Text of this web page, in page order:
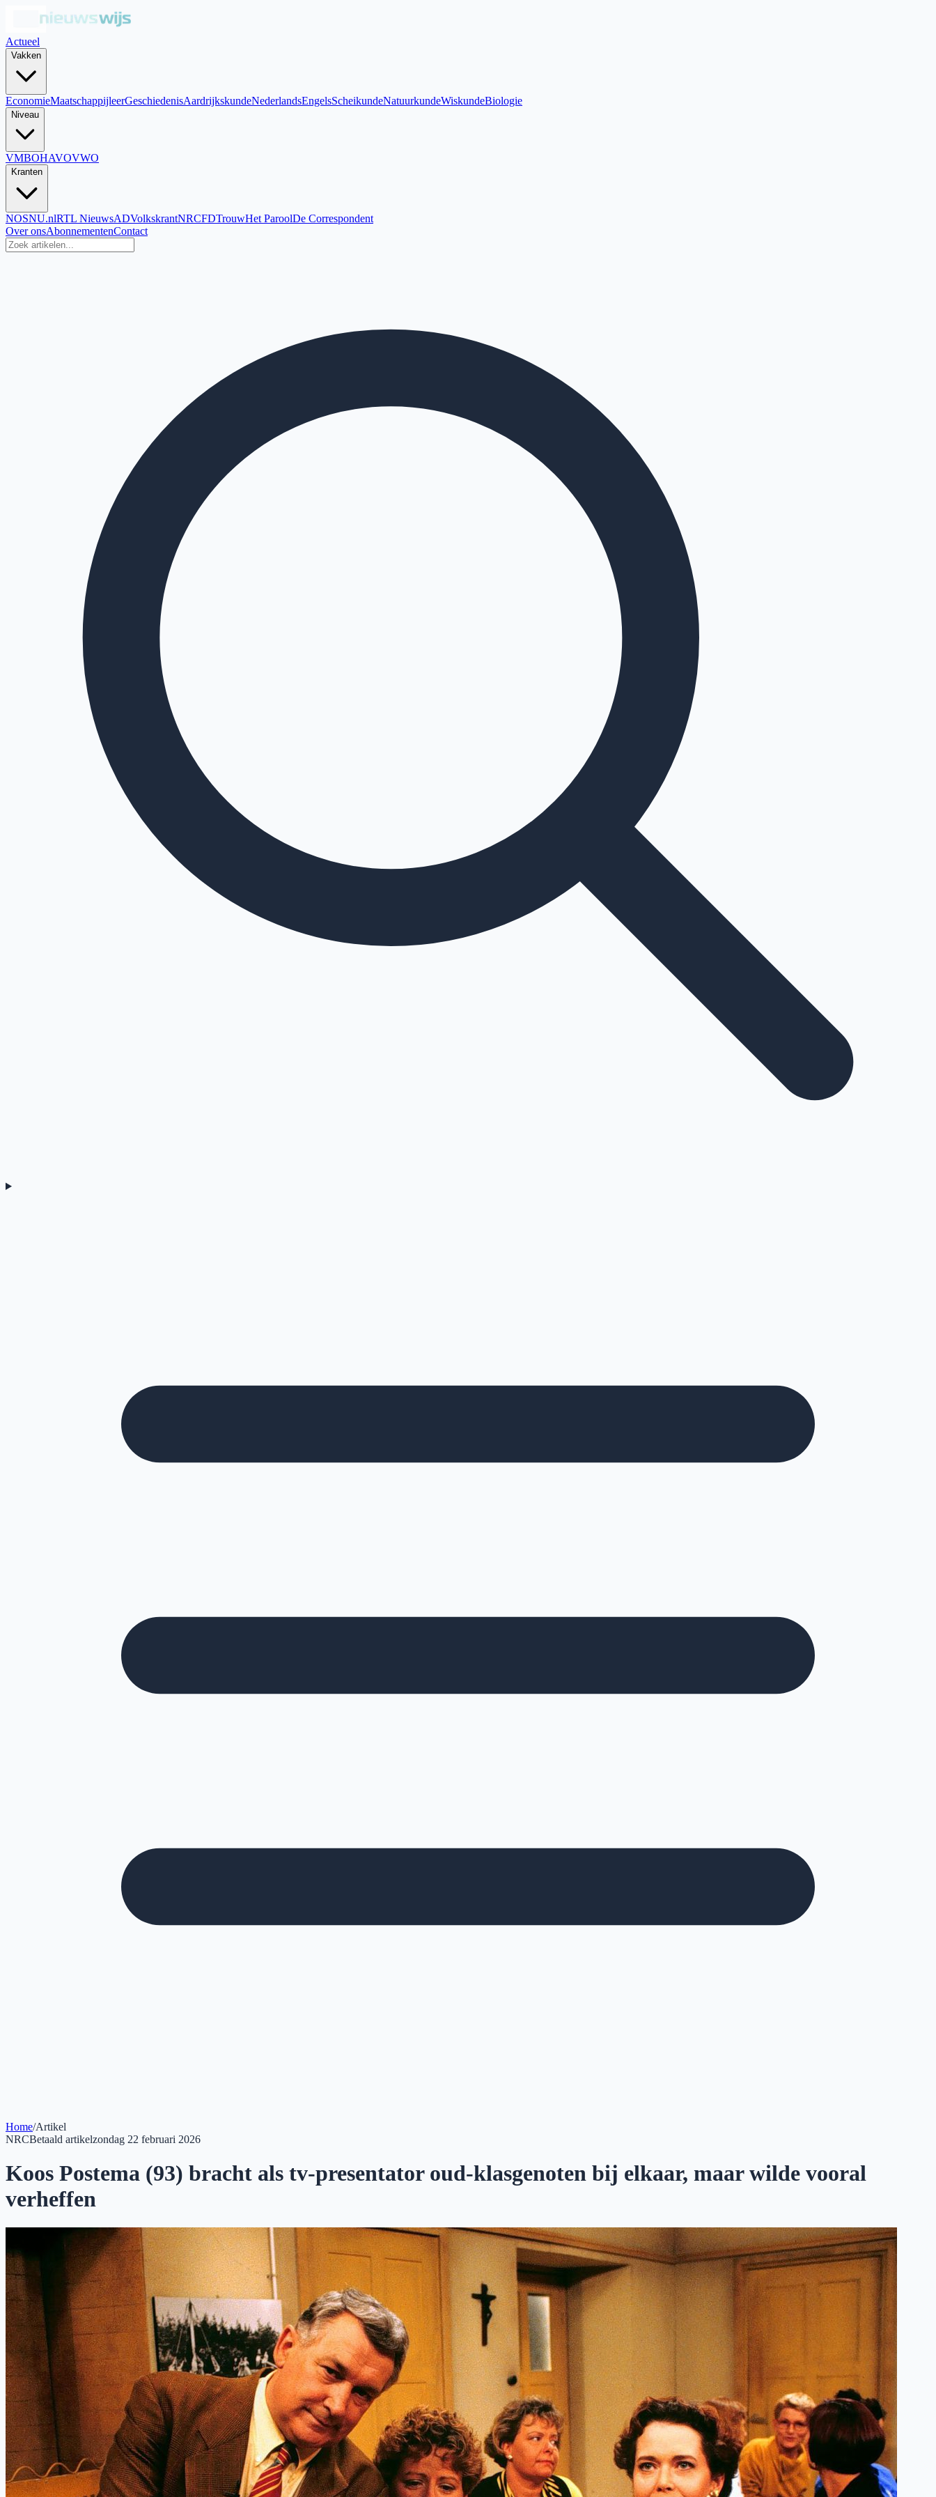
Actueel
Vakken
EconomieMaatschappijleerGeschiedenisAardrijkskundeNederlandsEngelsScheikundeNatuurkundeWiskundeBiologie
Niveau
VMBOHAVOVWO
Kranten
NOSNU.nlRTL NieuwsADVolkskrantNRCFDTrouwHet ParoolDe Correspondent
Over onsAbonnementenContact
Home/Artikel
NRCBetaald artikelzondag 22 februari 2026
Koos Postema (93) bracht als tv-presentator oud-klasgenoten bij elkaar, maar wilde vooral
verheffen